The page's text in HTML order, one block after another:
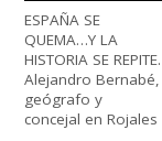
ESPAÑA SE
QUEMA…Y LA
HISTORIA SE REPITE.
Alejandro Bernabé,
geógrafo y
concejal en Rojales